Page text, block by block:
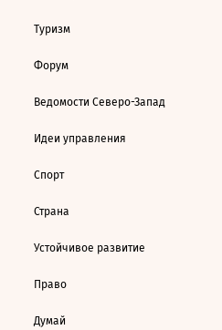
Туризм
Форум
Ведомости Северо-Запад
Идеи управления
Спорт
Страна
Устойчивое развитие
Право
Думай